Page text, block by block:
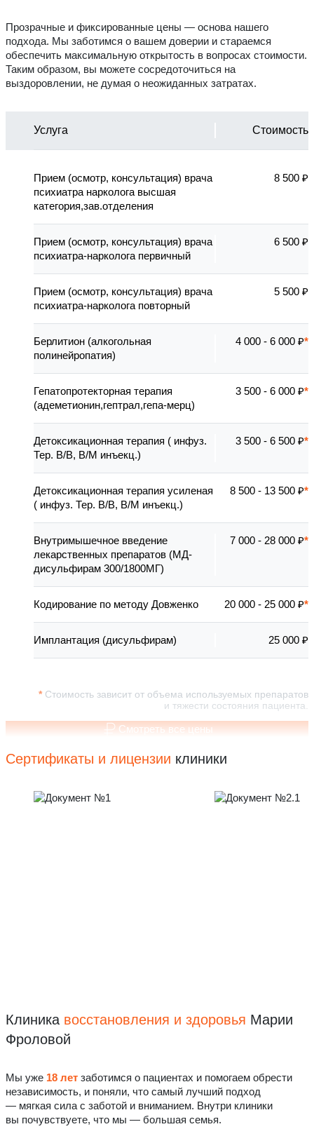
Прозрачные и фиксированные цены — основа нашего
подхода. Мы заботимся о вашем доверии и стараемся
обеспечить максимальную открытость в вопросах стоимости.
Таким образом, вы можете сосредоточиться на
выздоровлении, не думая о неожиданных затратах.
Стоимость зависит от объема используемых препаратов
и тяжести состояния пациента.
Услуга Стоимость
Прием (осмотр, консультация) врача
психиатра нарколога высшая
категория,зав.отделения
8 500 ₽
Прием (осмотр, консультация) врача
психиатра-нарколога первичный
6 500 ₽
Прием (осмотр, консультация) врача
психиатра-нарколога повторный
5 500 ₽
Берлитион (алкогольная
полинейропатия)
4 000 - 6 000 ₽
Гепатопротекторная терапия
(адеметионин,гептрал,гепа-мерц)
3 500 - 6 000 ₽
Детоксикационная терапия ( инфуз.
Тер. В/В, В/М инъекц.)
3 500 - 6 500 ₽
Детоксикационная терапия усиленая
( инфуз. Тер. В/В, В/М инъекц.)
8 500 - 13 500 ₽
Внутримышечное введение
лекарственных препаратов (МД-
дисульфирам 300/1800МГ)
7 000 - 28 000 ₽
Кодирование по методу Довженко 20 000 - 25 000 ₽
Имплантация (дисульфирам) 25 000 ₽
Смотреть все цены
Сертификаты и лицензии клиники
Клиника восстановления и здоровья Марии
Фроловой
Мы уже 18 лет заботимся о пациентах и помогаем обрести
независимость, и поняли, что самый лучший подход
— мягкая сила с заботой и вниманием. Внутри клиники
вы почувствуете, что мы — большая семья.